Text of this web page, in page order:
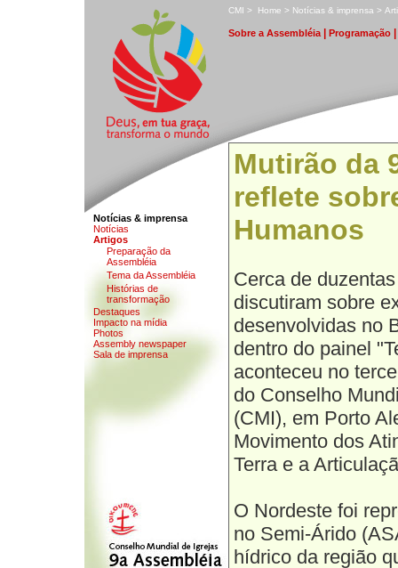
CMI > Home > Notícias & imprensa > A
Sobre a Assembléia| Programação
Notícias & imprensa
Notícias
Artigos
Preparação da
Assembléia
Tema da Assembléia
Histórias de
transformação
Destaques
Impacto na mídia
Photos
Assembly newspaper
Sala de imprensa
Mutirão da
reflete
Humanos
Cerca de
discutiram sobre
desenvolvidas no
dentro do painel
aconteceu no
do Conselho
(CMI), em Porto
Movimento dos
Terra e a
O Nordeste foi
no Semi-Árido
hídrico da região